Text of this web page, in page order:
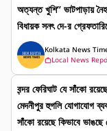
অত্যন্ত খুশি” ভাটপাড়ায়
বিধায়ক সনৎ দে-র
র্জুন সিং। তাঁর দাবি, ২০২১
অভিযোগ এবং মহিলা মোর্চার
গ্রেফতারিতে এলাকাবাসীর
Kolkata News
Local News
বন্দর ফেরিঘাট যে সাঁকো
মেদনীপুর হুগলি যোগাযোগ ব্যবস্থা
সাঁকো রয়েছে কিভাবে